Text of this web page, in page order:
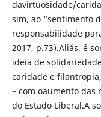
davirtuosidade/
sim, ao “sentimento
responsabilidade
2017, p.73).Aliás, é
ideia de
caridade e
– com oaumento das
do Estado Liberal.A